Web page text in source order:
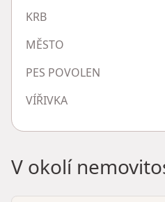
KRB
MĚSTO
PES POVOLEN
VÍŘIVKA
V okolí